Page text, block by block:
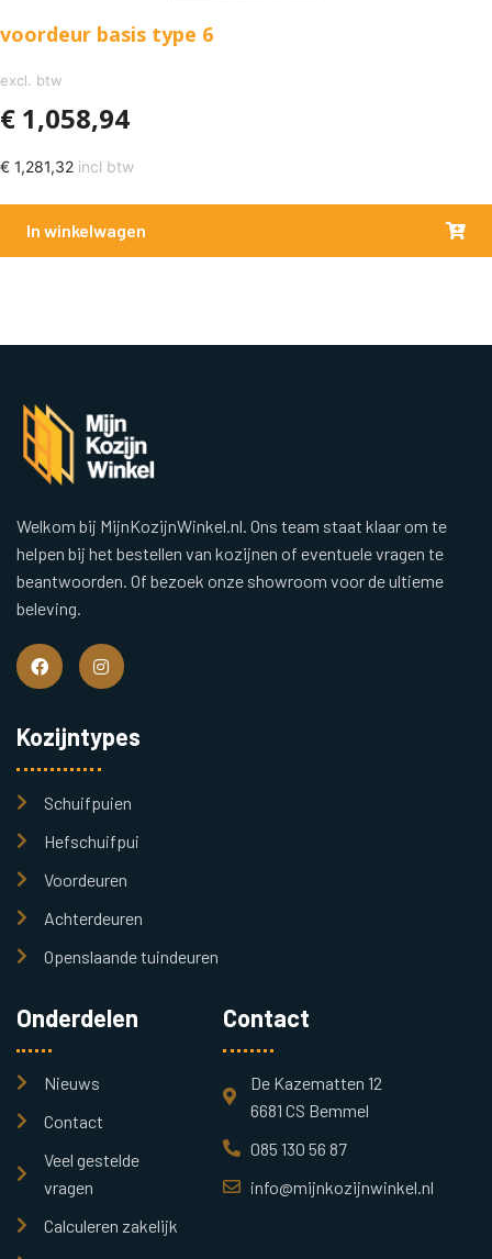
voordeur basis type 6
excl. btw
€ 1,058,94
€ 1,281,32 incl btw
In winkelwagen
Welkom bij MijnKozijnWinkel.nl. Ons team staat klaar om te
helpen bij het bestellen van kozijnen of eventuele vragen te
beantwoorden. Of bezoek onze showroom voor de ultieme
beleving.
Kozijntypes
Schuifpuien
Hefschuifpui
Voordeuren
Achterdeuren
Openslaande tuindeuren
Onderdelen
Nieuws
Contact
Veel gestelde
vragen
Calculeren zakelijk
Contact
De Kazematten 12
6681 CS Bemmel
085 130 56 87
info@mijnkozijnwinkel.nl